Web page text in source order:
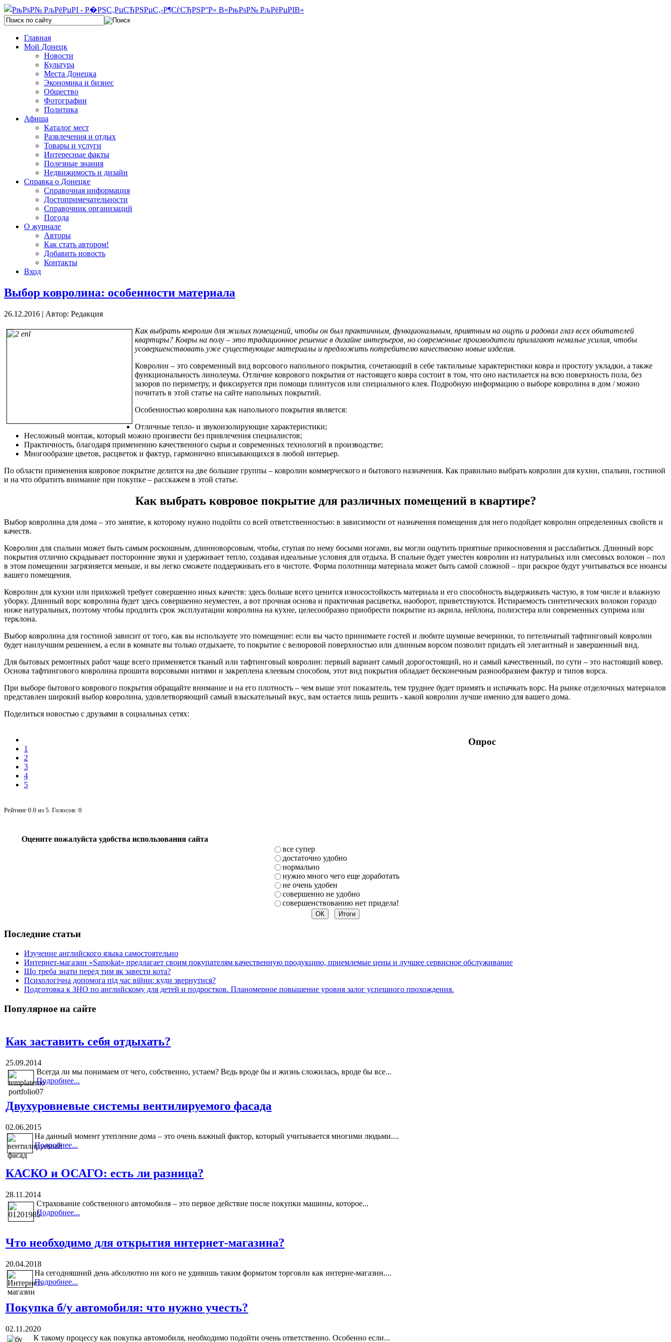
Главная
Мой Донецк
Новости
Культура
Места Донецка
Экономика и бизнес
Общество
Фотографии
Политика
Афиша
Каталог мест
Развлечения и отдых
Товары и услуги
Интересные факты
Полезные знания
Недвижимость и дизайн
Справка о Донецке
Справочная информация
Достопримечательности
Справочник организаций
Погода
О журнале
Авторы
Как стать автором!
Добавить новость
Контакты
Вход
Выбор ковролина: особенности материала
26.12.2016 | Автор: Редакция
Как выбрать ковролин для жилых помещений, чтобы он был практичным, функциональным, приятным на ощупь и радовал глаз всех обитателей
квартиры? Ковры на полу – это традиционное решение в дизайне интерьеров, но современные производители прилагают немалые усилия, чтобы
усовершенствовать уже существующие материалы и предложить потребителю качественно новые изделия.
Ковролин – это современный вид ворсового напольного покрытия, сочетающий в себе тактильные характеристики ковра и простоту укладки, а также
функциональность линолеума. Отличие коврового покрытия от настоящего ковра состоит в том, что оно настилается на всю поверхность пола, без
зазоров по периметру, и фиксируется при помощи плинтусов или специального клея. Подробную информацию о выборе ковролина в дом / можно
почитать в этой статье на сайте напольных покрытий.
Особенностью ковролина как напольного покрытия является:
Отличные тепло- и звукоизолирующие характеристики;
Несложный монтаж, который можно произвести без привлечения специалистов;
Практичность, благодаря применению качественного сырья и современных технологий в производстве;
Многообразие цветов, расцветок и фактур, гармонично вписывающихся в любой интерьер.
По области применения ковровое покрытие делится на две большие группы – ковролин коммерческого и бытового назначения. Как правильно выбрать ковролин для кухни, спальни, гостиной
и на что обратить внимание при покупке – расскажем в этой статье.
Как выбрать ковровое покрытие для различных помещений в квартире?
Выбор ковролина для дома – это занятие, к которому нужно подойти со всей ответственностью: в зависимости от назначения помещения для него подойдет ковролин определенных свойств и
качеств.
Ковролин для спальни может быть самым роскошным, длинноворсовым, чтобы, ступая по нему босыми ногами, вы могли ощутить приятные прикосновения и расслабиться. Длинный ворс
покрытия отлично скрадывает посторонние звуки и удерживает тепло, создавая идеальные условия для отдыха. В спальне будет уместен ковролин из натуральных или смесовых волокон – пол
в этом помещении загрязняется меньше, и вы легко сможете поддерживать его в чистоте. Форма полотнища материала может быть самой сложной – при раскрое будут учитываться все нюансы
вашего помещения.
Ковролин для кухни или прихожей требует совершенно иных качеств: здесь больше всего ценится износостойкость материала и его способность выдерживать частую, в том числе и влажную
уборку. Длинный ворс ковролина будет здесь совершенно неуместен, а вот прочная основа и практичная расцветка, наоборот, приветствуются. Истираемость синтетических волокон гораздо
ниже натуральных, поэтому чтобы продлить срок эксплуатации ковролина на кухне, целесообразно приобрести покрытие из акрила, нейлона, полиэстера или современных суприма или
терклона.
Выбор ковролина для гостиной зависит от того, как вы используете это помещение: если вы часто принимаете гостей и любите шумные вечеринки, то петельчатый тафтинговый ковролин
будет наилучшим решением, а если в комнате вы только отдыхаете, то покрытие с велюровой поверхностью или длинным ворсом позволит придать ей элегантный и завершенный вид.
Для бытовых ремонтных работ чаще всего применяется тканый или тафтинговый ковролин: первый вариант самый дорогостоящий, но и самый качественный, по сути – это настоящий ковер.
Основа тафтингового ковролина прошита ворсовыми нитями и закреплена клеевым способом, этот вид покрытия обладает бесконечным разнообразием фактур и типов ворса.
При выборе бытового коврового покрытия обращайте внимание и на его плотность – чем выше этот показатель, тем труднее будет примять и испачкать ворс. На рынке отделочных материалов
представлен широкий выбор ковролина, удовлетворяющий самый взыскательный вкус, вам остается лишь решить - какой ковролин лучше именно для вашего дома.
Поделиться новостью с друзьями в социальных сетях:
1
2
3
4
5
Рейтинг 0.0 из 5 . Голосов: 0
Опрос
Оцените пожалуйста удобства использования сайта
все супер
достаточно удобно
нормально
нужно много чего еще доработать
не очень удобен
совершенно не удобно
совершенствованию нет придела!
Последние статьи
Изучение английского языка самостоятельно
Интернет-магазин «Samokat» предлагает своим покупателям качественную продукцию, приемлемые цены и лучшее сервисное обслуживание
Що треба знати перед тим як завести кота?
Психологічна допомога під час війни: куди звернутися?
Подготовка к ЗНО по английскому для детей и подростков. Планомерное повышение уровня залог успешного прохождения.
Популярное на сайте
Как заставить себя отдыхать?
25.09.2014
Всегда ли мы понимаем от чего, собственно, устаем? Ведь вроде бы и жизнь сложилась, вроде бы все...
Подробнее...
Двухуровневые системы вентилируемого фасада
02.06.2015
На данный момент утепление дома – это очень важный фактор, который учитывается многими людьми....
Подробнее...
КАСКО и ОСАГО: есть ли разница?
28.11.2014
Страхование собственного автомобиля – это первое действие после покупки машины, которое...
Подробнее...
Что необходимо для открытия интернет-магазина?
20.04.2018
На сегодняшний день абсолютно ни кого не удивишь таким форматом торговли как интерне-магазин....
Подробнее...
Покупка б/у автомобиля: что нужно учесть?
02.11.2020
К такому процессу как покупка автомобиля, необходимо подойти очень ответственно. Особенно если...